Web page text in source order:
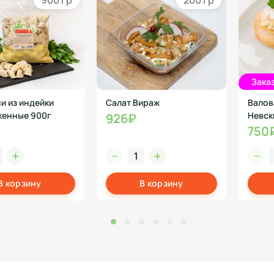
из индейки
900г
корзину
Салат Вираж
926₽
В корзину